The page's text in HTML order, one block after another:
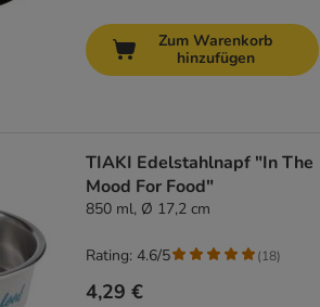
Zum Warenkorb
hinzufügen
TIAKI Edelstahlnapf "In The
Mood For Food"
850 ml, Ø 17,2 cm
4,29 €
Rating: 4.6/5 (18)